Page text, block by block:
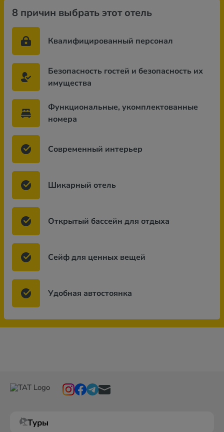
8 причин выбрать этот отель
Квалифицированный персонал
Безопасность гостей и безопасность их
имущества
Функциональные, укомплектованные
номера
Современный интерьер
Шикарный отель
Открытый бассейн для отдыха
Сейф для ценных вещей
Удобная автостоянка
Туры